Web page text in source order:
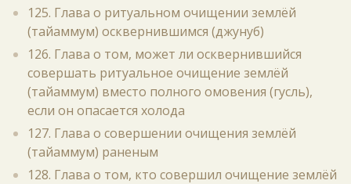
125. Глава о ритуальном очищении землёй
(тайаммум) осквернившимся (джунуб)
126. Глава о том, может ли осквернившийся
совершать ритуальное очищение землёй
(тайаммум) вместо полного омовения (гусль),
если он опасается холода
127. Глава о совершении очищения землёй
(тайаммум) раненым
128. Глава о том, кто совершил очищение землёй